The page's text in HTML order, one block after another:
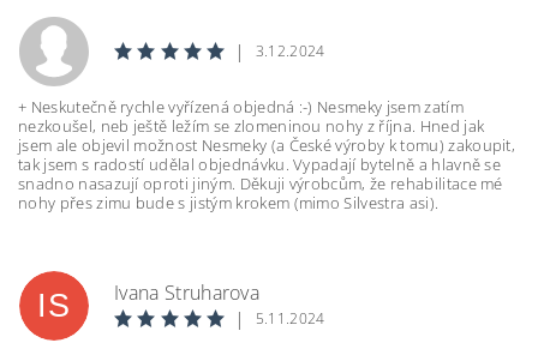
| 3.12.2024
+ Neskutečně rychle vyřízená objedná :-) Nesmeky jsem zatím
nezkoušel, neb ještě ležím se zlomeninou nohy z října. Hned jak
jsem ale objevil možnost Nesmeky (a České výroby k tomu) zakoupit,
tak jsem s radostí udělal objednávku. Vypadají bytelně a hlavně se
snadno nasazují oproti jiným. Děkuji výrobcům, že rehabilitace mé
nohy přes zimu bude s jistým krokem (mimo Silvestra asi).
IS
Ivana Struharova
|
5.11.2024